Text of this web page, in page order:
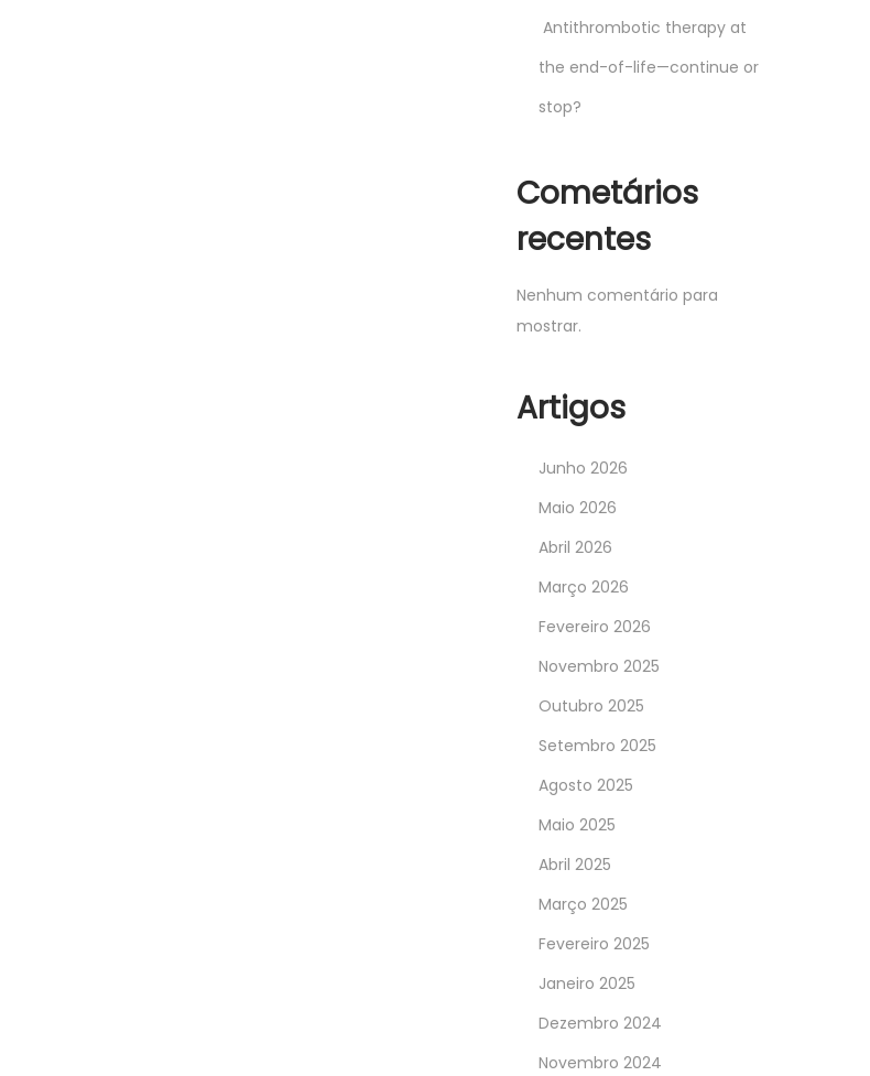
Antithrombotic therapy at
the end-of-life—continue or
stop?
Cometários
recentes
Nenhum comentário para
mostrar.
Artigos
Junho 2026
Maio 2026
Abril 2026
Março 2026
Fevereiro 2026
Novembro 2025
Outubro 2025
Setembro 2025
Agosto 2025
Maio 2025
Abril 2025
Março 2025
Fevereiro 2025
Janeiro 2025
Dezembro 2024
Novembro 2024